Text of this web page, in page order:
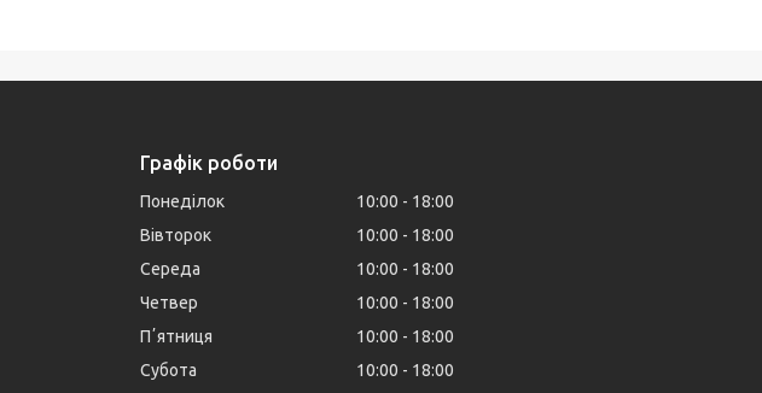
Графік роботи
Понеділок 10:00
18:00
Вівторок
10:00
18:00
Середа
10:00
18:00
Четвер
10:00
18:00
Пʼятниця
10:00
18:00
Субота
10:00
18:00